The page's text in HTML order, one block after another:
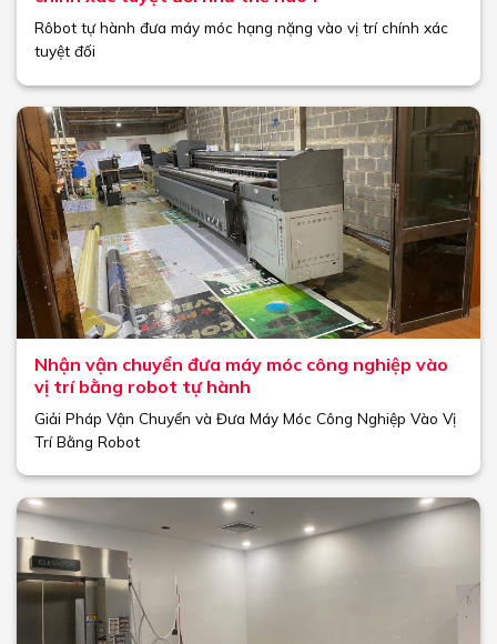
Rôbot tự hành đưa máy móc hạng nặng vào vị trí chính xác
tuyệt đối
Nhận vận chuyển đưa máy móc công nghiệp vào
vị trí bằng robot tự hành
Giải Pháp Vận Chuyển và Đưa Máy Móc Công Nghiệp Vào Vị
Trí Bằng Robot